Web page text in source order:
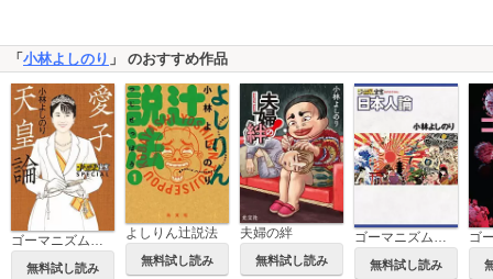
「 小林よしのり 」 のおすすめ作品
ゴーマニズム宣言SPECIAL 愛子天皇論
無料試し読み
よしりん辻説法
無料試し読み
夫婦の絆
無料試し読み 無料試し読み